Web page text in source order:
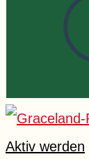
Aktiv werden